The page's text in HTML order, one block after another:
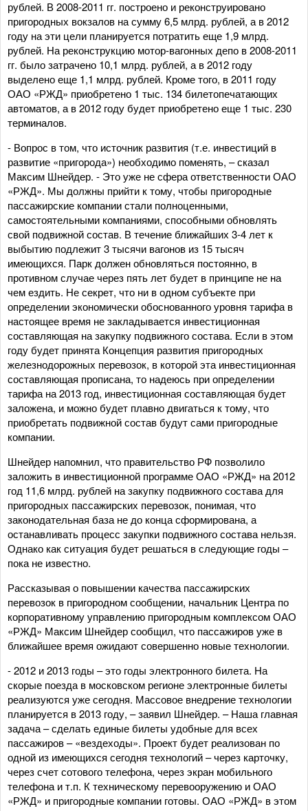
рублей. В 2008-2011 гг. построено и реконструировано
пригородных вокзалов на сумму 6,5 млрд. рублей, а в 2012
году на эти цели планируется потратить еще 1,9 млрд.
рублей. На реконструкцию мотор-вагонных депо в 2008-2011
гг. было затрачено 10,1 млрд. рублей, а в 2012 году
выделено еще 1,1 млрд. рублей. Кроме того, в 2011 году
ОАО «РЖД» приобретено 1 тыс. 134 билетопечатающих
автоматов, а в 2012 году будет приобретено еще 1 тыс. 230
терминалов.
- Вопрос в том, что источник развития (т.е. инвестиций в
развитие «пригорода») необходимо поменять, – сказал
Максим Шнейдер. - Это уже не сфера ответственности ОАО
«РЖД». Мы должны прийти к тому, чтобы пригородные
пассажирские компании стали полноценными,
самостоятельными компаниями, способными обновлять
свой подвижной состав. В течение ближайших 3-4 лет к
выбытию подлежит 3 тысячи вагонов из 15 тысяч
имеющихся. Парк должен обновляться постоянно, в
противном случае через пять лет будет в принципе не на
чем ездить. Не секрет, что ни в одном субъекте при
определении экономически обоснованного уровня тарифа в
настоящее время не закладывается инвестиционная
составляющая на закупку подвижного состава. Если в этом
году будет принята Концепция развития пригородных
железнодорожных перевозок, в которой эта инвестиционная
составляющая прописана, то надеюсь при определении
тарифа на 2013 год, инвестиционная составляющая будет
заложена, и можно будет плавно двигаться к тому, что
приобретать подвижной состав будут сами пригородные
компании.
Шнейдер напомнил, что правительство РФ позволило
заложить в инвестиционной программе ОАО «РЖД» на 2012
год 11,6 млрд. рублей на закупку подвижного состава для
пригородных пассажирских перевозок, понимая, что
законодательная база не до конца сформирована, а
останавливать процесс закупки подвижного состава нельзя.
Однако как ситуация будет решаться в следующие годы –
пока не известно.
Рассказывая о повышении качества пассажирских
перевозок в пригородном сообщении, начальник Центра по
корпоративному управлению пригородным комплексом ОАО
«РЖД» Максим Шнейдер сообщил, что пассажиров уже в
ближайшее время ожидают совершенно новые технологии.
- 2012 и 2013 годы – это годы электронного билета. На
скорые поезда в московском регионе электронные билеты
реализуются уже сегодня. Массовое внедрение технологии
планируется в 2013 году, – заявил Шнейдер. – Наша главная
задача – сделать единые билеты удобные для всех
пассажиров – «вездеходы». Проект будет реализован по
одной из имеющихся сегодня технологий – через карточку,
через счет сотового телефона, через экран мобильного
телефона и т.п. К техническому перевооружению и ОАО
«РЖД» и пригородные компании готовы. ОАО «РЖД» в этом